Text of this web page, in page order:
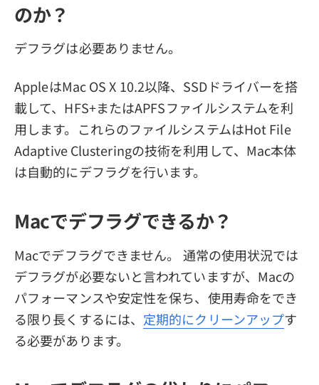
のか？
デフラグは必要ありません。
AppleはMac OS X 10.2以降、SSDドライバーを搭
載して、HFS+またはAPFSファイルシステムを利
用します。これらのファイルシステムはHot File
Adaptive Clusteringの技術を利用して、Mac本体
は自動的にデフラグを行います。
Macでデフラグできるか？
Macでデフラグできません。 通常の使用状況では
デフラグが必要ないと言われていますが、Macの
パフォーマンスや安定性を保ち、使用寿命をでき
る限り長くするには、 定期的にクリーンアップす
る必要があります。